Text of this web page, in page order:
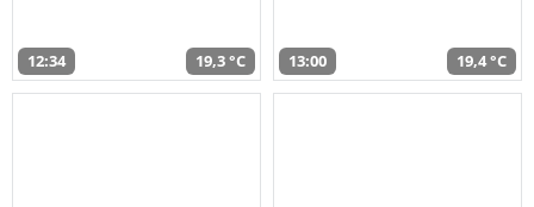
12:34 19,3 °C 13:00 19,4 °C